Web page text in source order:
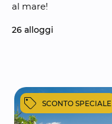
al mare!
26 alloggi
SCONTO SPECIALE